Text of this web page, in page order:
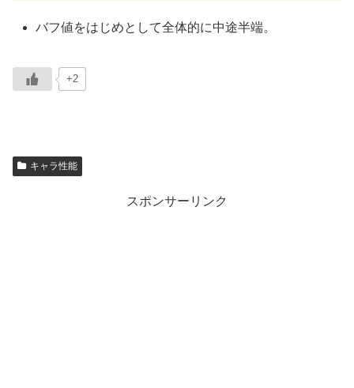
バフ値をはじめとして全体的に中途半端。
+2
キャラ性能
スポンサーリンク